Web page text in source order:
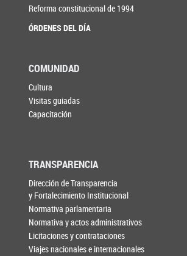
Reforma constitucional de 1994
ÓRDENES DEL DÍA
COMUNIDAD
Cultura
Visitas guiadas
Capacitación
TRANSPARENCIA
Dirección de Transparencia
y Fortalecimiento Institucional
Normativa parlamentaria
Normativa y actos administrativos
Licitaciones y contrataciones
Viajes nacionales e internacionales